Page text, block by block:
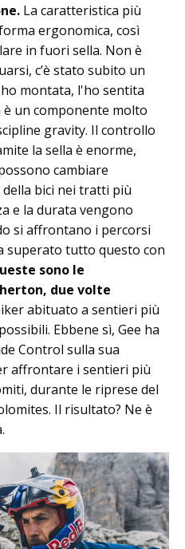
La caratteristica più
ergonomica, così
in fuori sella. Non è
c’è stato subito un
montata, l'ho sentita
è un componente molto
gravity. Il controllo
la sella è enorme,
cambiare
bici nei tratti più
e la durata vengono
si affrontano i percorsi
superato tutto questo con
sono le
due volte
abituato a sentieri più
Ebbene sì, Gee ha
Control sulla sua
affrontare i sentieri più
durante le riprese del
Il risultato? Ne è